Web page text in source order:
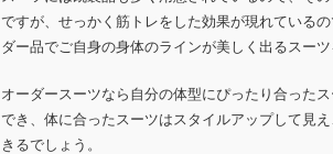
ですが、せっかく筋トレをした効果が現れている
ダー品でご自身の身体のラインが美しく出るスーツ
オーダースーツなら自分の体型にぴったり合った
でき、体に合ったスーツはスタイルアップして見
きるでしょう。